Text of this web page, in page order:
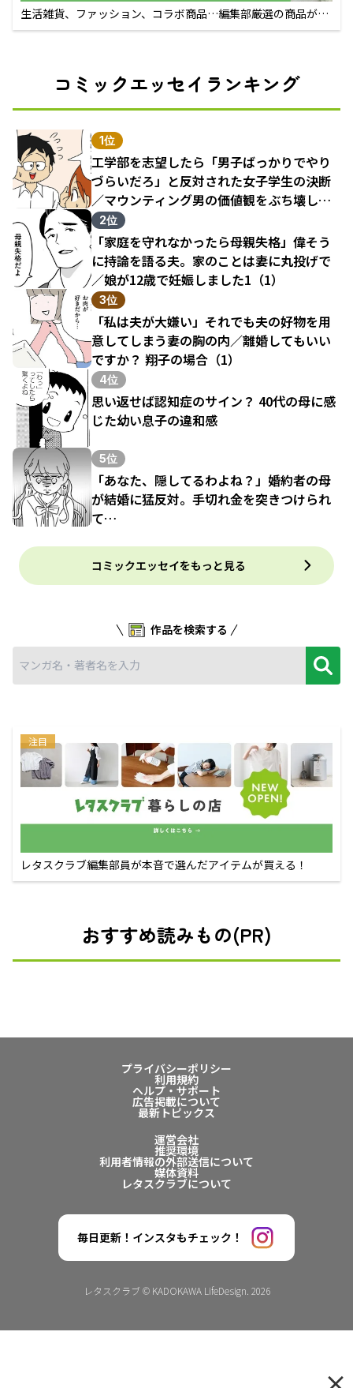
生活雑貨、ファッション、コラボ商品…編集部厳選の商品が買
えるECサイト
コミックエッセイランキング
1位
工学部を志望したら「男子ばっかりでやり
づらいだろ」と反対された女子学生の決断
／マウンティング男の価値観をぶち壊した
結果（1）
2位
「家庭を守れなかったら母親失格」偉そう
に持論を語る夫。家のことは妻に丸投げで
／娘が12歳で妊娠しました1（1）
3位
「私は夫が大嫌い」それでも夫の好物を用
意してしまう妻の胸の内／離婚してもいい
ですか？ 翔子の場合（1）
4位
思い返せば認知症のサイン？ 40代の母に感
じた幼い息子の違和感
5位
「あなた、隠してるわよね？」婚約者の母
が結婚に猛反対。手切れ金を突きつけられ
て…
コミックエッセイをもっと見る
作品を検索する
注目
レタスクラブ編集部員が本音で選んだアイテムが買える！
おすすめ読みもの(PR)
プライバシーポリシー
利用規約
ヘルプ・サポート
広告掲載について
最新トピックス
運営会社
推奨環境
利用者情報の外部送信について
媒体資料
レタスクラブについて
毎日更新！インスタもチェック！
レタスクラブ © KADOKAWA LifeDesign. 2026